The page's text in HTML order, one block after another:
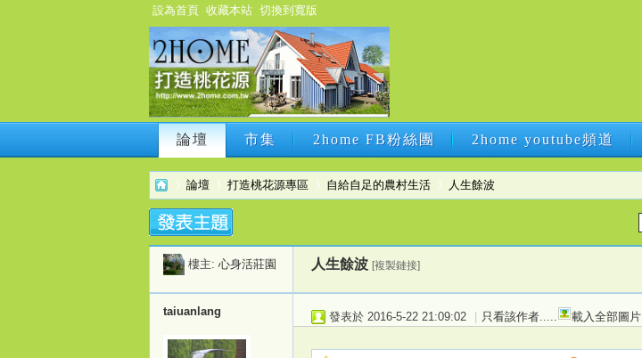
設為首頁 收藏本站 切換到寬版
論壇 市集 2home FB粉絲團 2home youtube頻道
論壇 市集 2home FB粉絲團 2home youtube頻道
2h›
論壇
›
打造桃花源專區 自給自足的農村生活 人生餘波
樓主: 心身活莊園 人生餘波 [複製鏈接]
taiuanlang 發表於 2016-5-22 21:09:02 | 只看該作者 載入全部圖片